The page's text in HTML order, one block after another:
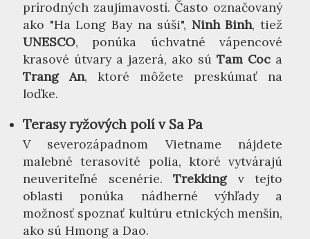
prírodných zaujímavostí. Často označovaný
ako "Ha Long Bay na súši", Ninh Binh, tiež
UNESCO, ponúka úchvatné vápencové
krasové útvary a jazerá, ako sú Tam Coc a
Trang An, ktoré môžete preskúmať na
loďke.
Terasy ryžových polí v Sa Pa
V severozápadnom Vietname nájdete
malebné terasovité polia, ktoré vytvárajú
neuveriteľné scenérie. Trekkingv tejto
oblasti ponúka nádherné výhľady a
možnosť spoznať kultúru etnických menšín,
ako sú Hmong a Dao.